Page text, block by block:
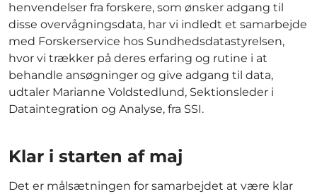
henvendelser fra forskere, som ønsker adgang til
disse overvågningsdata, har vi indledt et samarbejde
med Forskerservice hos Sundhedsdatastyrelsen,
hvor vi trækker på deres erfaring og rutine i at
behandle ansøgninger og give adgang til data,
udtaler Marianne Voldstedlund, Sektionsleder i
Dataintegration og Analyse, fra SSI.
Klar i starten af maj
Det er målsætningen for samarbejdet at være klar